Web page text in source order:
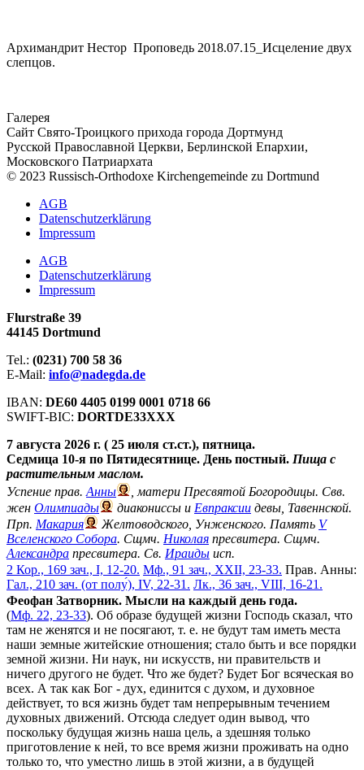
Архимандрит Нестор Проповедь 2018.07.15_Исцеление двух
слепцов.
Галерея
Сайт Свято-Троицкого прихода города Дортмунд
Русской Православной Церкви, Берлинской Епархии,
Московского Патриархата
© 2023 Russisch-Orthodoxe Kirchengemeinde zu Dortmund
АGB
Datenschutzerklärung
Impressum
АGB
Datenschutzerklärung
Impressum
Flurstraße 39
44145 Dortmund
Tel.: (0231) 700 58 36
E-Mail: info@nadegda.de
IBAN: DE60 4405 0199 0001 0718 66
SWIFT-BIC: DORTDE33XXX
7 августа 2026 г. ( 25 июля ст.ст.), пятница.
Седмица 10-я по Пятидесятнице. День постный. Пища с
растительным маслом.
Успение прав. Анны
, матери Пресвятой Богородицы. Свв.
жен Олимпиады диакониссы и Евпраксии девы, Тавеннской.
Прп. Макария Желтоводского, Унженского. Память V
Вселенского Собора. Сщмч. Николая пресвитера. Сщмч.
Александра пресвитера. Св. Ираиды исп.
2 Кор., 169 зач., I, 12-20. Мф., 91 зач., XXII, 23-33. Прав. Анны:
Гал., 210 зач. (от полу́), IV, 22-31. Лк., 36 зач., VIII, 16-21.
Феофан Затворник. Мысли на каждый день года.
(Мф. 22, 23-33). Об образе будущей жизни Господь сказал, что
там не женятся и не посягают, т. е. не будут там иметь места
наши земные житейские отношения; стало быть и все порядки
земной жизни. Ни наук, ни искусств, ни правительств и
ничего другого не будет. Что же будет? Будет Бог всяческая во
всех. А так как Бог - дух, единится с духом, и духовное
действует, то вся жизнь будет там непрерывным течением
духовных движений. Отсюда следует один вывод, что
поскольку будущая жизнь наша цель, а здешняя только
приготовление к ней, то все время жизни проживать на одно
только то, что уместно лишь в этой жизни, а в будущей